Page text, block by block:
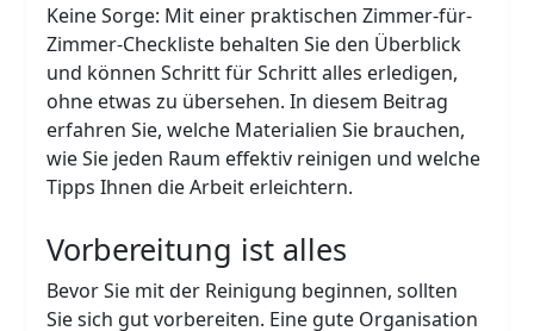
Keine Sorge: Mit einer praktischen Zimmer-für-
Zimmer-Checkliste behalten Sie den Überblick
und können Schritt für Schritt alles erledigen,
ohne etwas zu übersehen. In diesem Beitrag
erfahren Sie, welche Materialien Sie brauchen,
wie Sie jeden Raum effektiv reinigen und welche
Tipps Ihnen die Arbeit erleichtern.
Vorbereitung ist alles
Bevor Sie mit der Reinigung beginnen, sollten
Sie sich gut vorbereiten. Eine gute Organisation